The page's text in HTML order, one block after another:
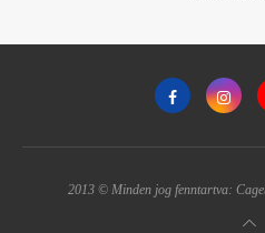
2013 © Minden jog fenntartva: